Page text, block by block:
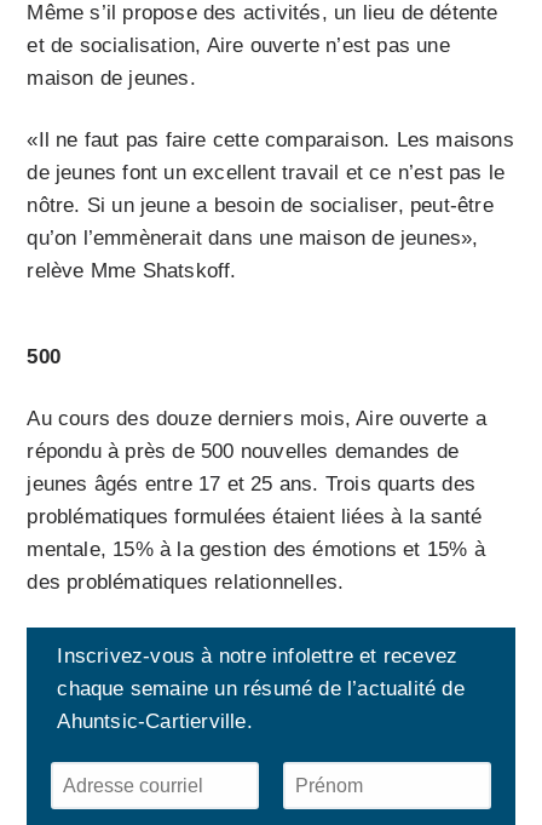
Même s’il propose des activités, un lieu de détente
et de socialisation, Aire ouverte n’est pas une
maison de jeunes.
«Il ne faut pas faire cette comparaison. Les maisons
de jeunes font un excellent travail et ce n’est pas le
nôtre. Si un jeune a besoin de socialiser, peut-être
qu’on l’emmènerait dans une maison de jeunes»,
relève Mme Shatskoff.
500
Au cours des douze derniers mois, Aire ouverte a
répondu à près de 500 nouvelles demandes de
jeunes âgés entre 17 et 25 ans. Trois quarts des
problématiques formulées étaient liées à la santé
mentale, 15% à la gestion des émotions et 15% à
des problématiques relationnelles.
Inscrivez-vous à notre infolettre et recevez
chaque semaine un résumé de l’actualité de
Ahuntsic-Cartierville.